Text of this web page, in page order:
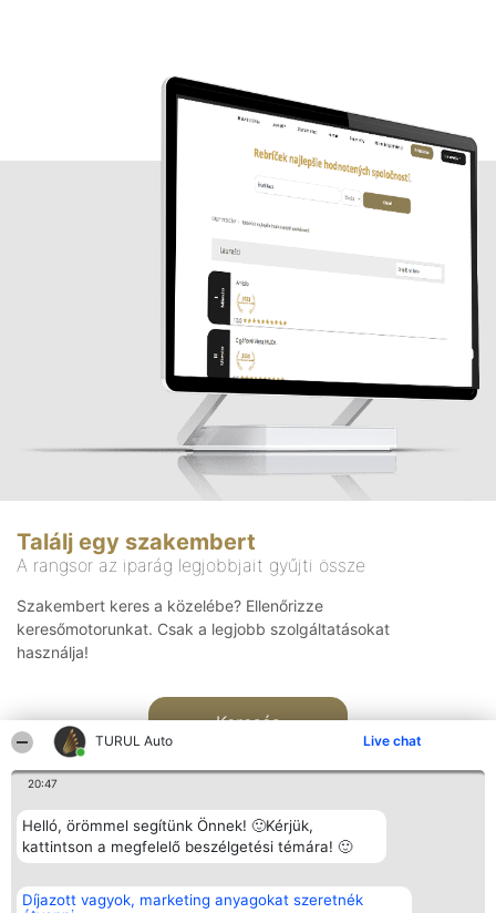
TURUL Auto Live chat
20:47
Helló, örömmel segítünk Önnek! 🙂Kérjük,
kattintson a megfelelő beszélgetési témára! 🙂
Díjazott vagyok, marketing anyagokat szeretnék
Találj egy szakembert
A rangsor az iparág legjobbjait gyűjti össze
Szakembert keres a közelébe? Ellenőrizze
keresőmotorunkat. Csak a legjobb szolgáltatásokat
használja!
Keresés
Rangsorszervező
SC Beautiful Company S.R.L.
Népszavazás
Nyertesek
Elérhetőség
Elérhetőség